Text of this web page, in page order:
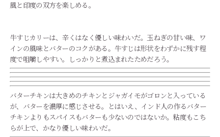
風と印度の双方を楽しめる。
牛すじカリーは、辛くはなく優しい味わいだ。玉ねぎの甘い味、ワ
インの風味とバターのコクがある。牛すじは形状をわずかに残す程
度で咀嚼しやすい。しっかりと煮込まれたためだろう。
バターチキンは大きめのチキンとジャガイモがゴロンと入っている
が、バターを濃厚に感じさせる。とはいえ、インド人の作るバター
チキンよりもスパイスもバターも少ないのではないか。粘度もこち
らが上で、かなり優しい味わいだ。